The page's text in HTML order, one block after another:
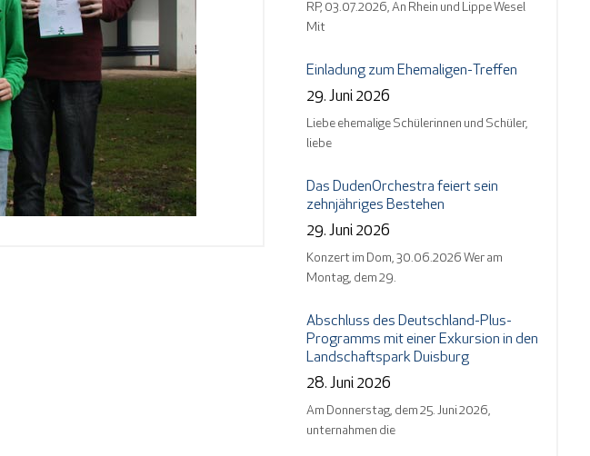
RP, 03.07.2026, An Rhein und Lippe Wesel
Mit
Einladung zum Ehemaligen-Treffen
29. Juni 2026
Liebe ehemalige Schülerinnen und Schüler,
liebe
Das DudenOrchestra feiert sein
zehnjähriges Bestehen
29. Juni 2026
Konzert im Dom, 30.06.2026 Wer am
Montag, dem 29.
Abschluss des Deutschland-Plus-
Programms mit einer Exkursion in den
Landschaftspark Duisburg
28. Juni 2026
Am Donnerstag, dem 25. Juni 2026,
unternahmen die